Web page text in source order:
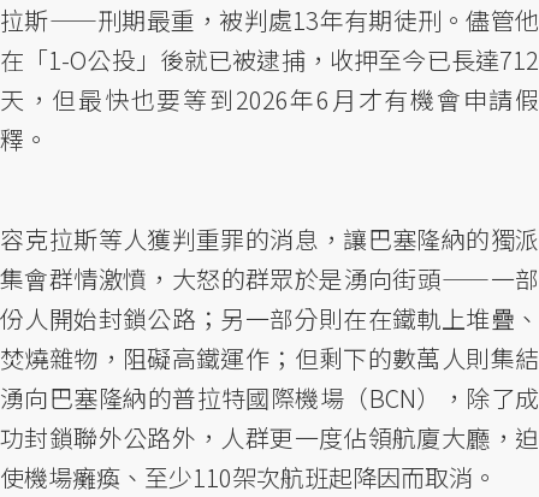
拉斯——刑期最重，被判處13年有期徒刑。儘管他
在「1-O公投」後就已被逮捕，收押至今已長達712
天，但最快也要等到2026年6月才有機會申請假
釋。
容克拉斯等人獲判重罪的消息，讓巴塞隆納的獨派
集會群情激憤，大怒的群眾於是湧向街頭——一部
份人開始封鎖公路；另一部分則在在鐵軌上堆疊、
焚燒雜物，阻礙高鐵運作；但剩下的數萬人則集結
湧向巴塞隆納的普拉特國際機場（BCN），除了成
功封鎖聯外公路外，人群更一度佔領航廈大廳，迫
使機場癱瘓、至少110架次航班起降因而取消。